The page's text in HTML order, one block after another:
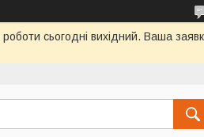
сьогодні вихідний. Ваша